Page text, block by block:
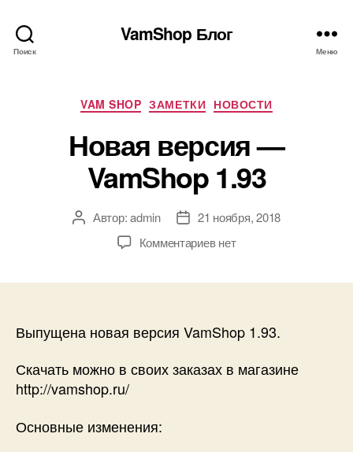
Поиск
VamShop Блог
Меню
Рубрики
VAM SHOP ЗАМЕТКИ НОВОСТИ
Новая версия —
VamShop 1.93
АвторАвтор:admin
Дата21 ноября, 2018
Комментариевк
VamShop
нет
Выпущена новая версия VamShop 1.93.
Скачать можно в своих заказах в магазине
http://vamshop.ru/
Основные изменения: